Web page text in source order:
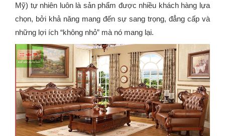
Mỹ) tự nhiên luôn là sản phẩm được nhiều khách hàng lựa
chọn, bởi khả năng mang đến sự sang trọng, đẳng cấp và
những lợi ích “không nhỏ” mà nó mang lại.